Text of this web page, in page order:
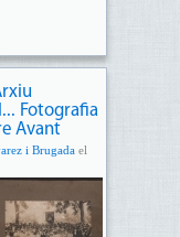
Fotografia
Avant
i Brugadael